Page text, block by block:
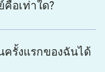
คือเท่าใด?
ครั้งแรกของฉันได้